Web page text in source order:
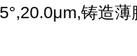
铸造薄